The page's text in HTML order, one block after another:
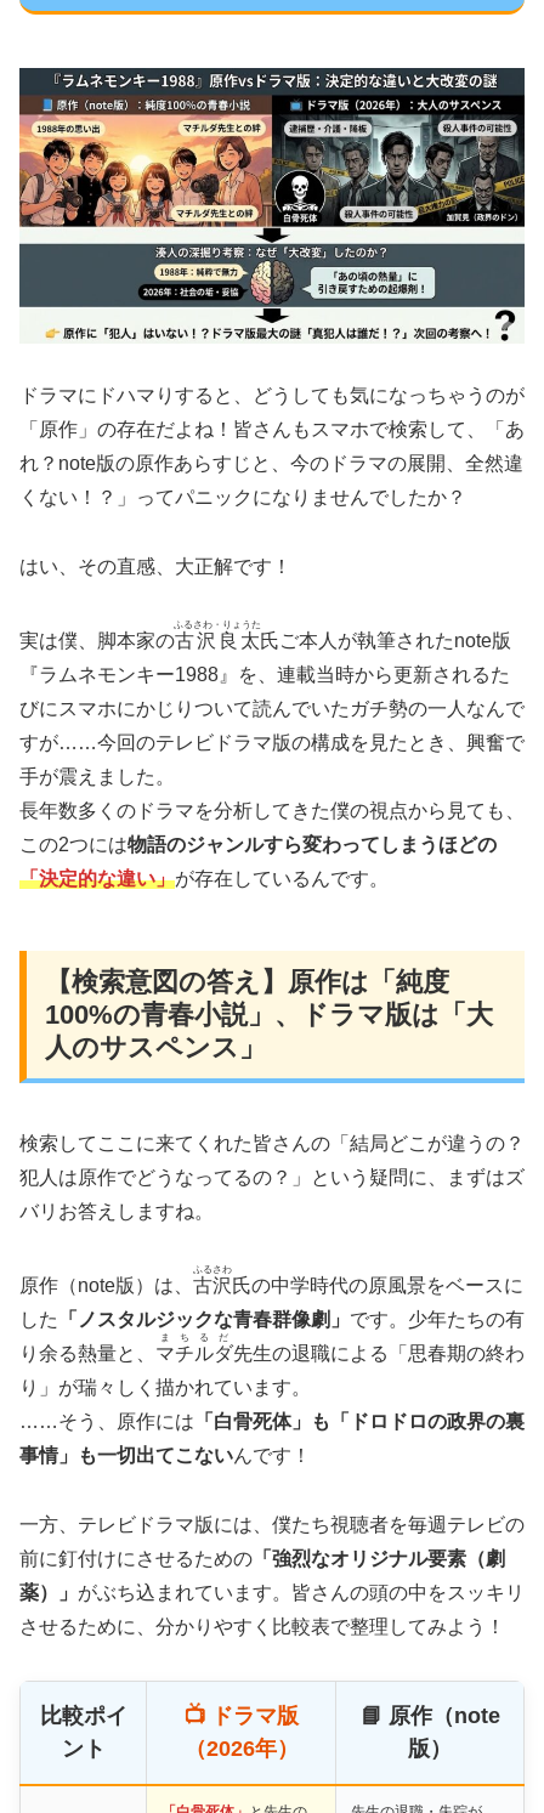
ドラマにドハマりすると、どうしても気になっちゃうのが
「原作」の存在だよね！皆さんもスマホで検索して、「あ
れ？note版の原作あらすじと、今のドラマの展開、全然違
くない！？」ってパニックになりませんでしたか？
はい、その直感、大正解です！
実は僕、脚本家の古沢良太
ふるさわ・りょうた
氏ご本人が執筆されたnote版
『ラムネモンキー1988』を、連載当時から更新されるた
びにスマホにかじりついて読んでいたガチ勢の一人なんで
すが……今回のテレビドラマ版の構成を見たとき、興奮で
手が震えました。
長年数多くのドラマを分析してきた僕の視点から見ても、
この2つには物語のジャンルすら変わってしまうほどの
「決定的な違い」が存在しているんです。
【検索意図の答え】原作は「純度
100%の青春小説」、ドラマ版は「大
人のサスペンス」
検索してここに来てくれた皆さんの「結局どこが違うの？
犯人は原作でどうなってるの？」という疑問に、まずはズ
バリお答えしますね。
原作（note版）は、 古沢
ふるさわ
氏の中学時代の原風景をベースに
した
「ノスタルジックな青春群像劇」 です。少年たちの有
り余る熱量と、 マチルダ
まちるだ
先生の退職による「思春期の終わ
り」が瑞々しく描かれています。
……そう、原作には 「白骨死体」も「ドロドロの政界の裏
事情」も一切出てこないんです！
一方、テレビドラマ版には、僕たち視聴者を毎週テレビの
前に釘付けにさせるための 「強烈なオリジナル要素（劇
薬）」 がぶち込まれています。皆さんの頭の中をスッキリ
させるために、分かりやすく比較表で整理してみよう！
比較ポイ
ント
📺 ドラマ版
（2026年）
📘 原作（note
版）